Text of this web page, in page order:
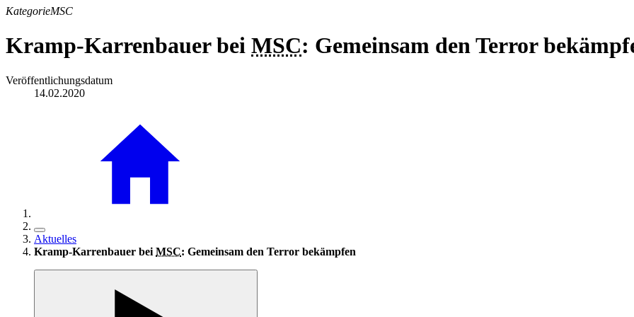
KategorieMSC
Kramp-Karrenbauer bei MSC: Gemeinsam den Terror
Veröffentlichungsdatum
14.02.2020
Aktuelles
Kramp-Karrenbauer bei MSC: Gemeinsam den Terror bekämpfen